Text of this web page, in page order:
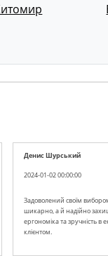
Денис Шурський
2024-01-02 00:00:00
Задоволений своїм
шикарно, а й надійно
ергономіка та зручність в
клієнтом.